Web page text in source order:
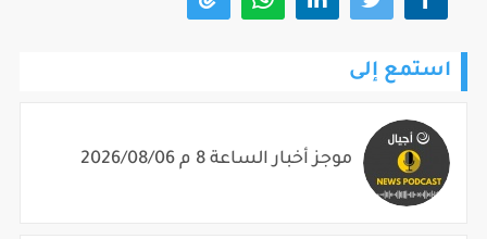
استمع إلى
موجز أخبار الساعة 8 م 2026/08/06